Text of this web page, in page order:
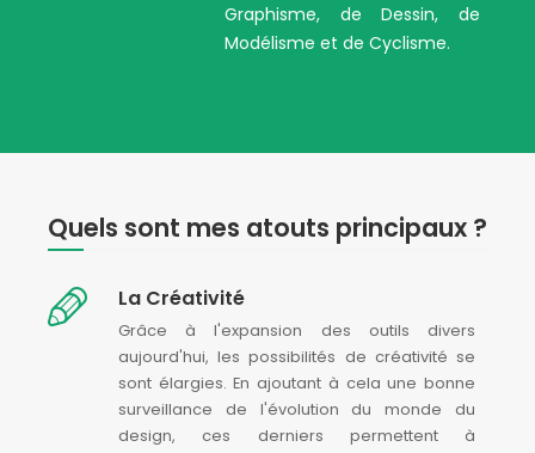
Graphisme, de Dessin, de
Modélisme et de Cyclisme.
Quels sont mes atouts principaux ?
La Créativité
Grâce à l'expansion des outils divers
aujourd'hui, les possibilités de créativité se
sont élargies. En ajoutant à cela une bonne
surveillance de l'évolution du monde du
design, ces derniers permettent à